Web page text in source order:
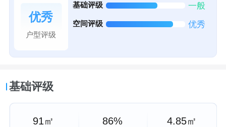
优秀
户型评级
基础评级 一般
空间评级 优秀
基础评级
91㎡ 86% 4.85㎡